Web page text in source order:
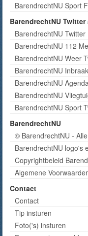
BarendrechtNU Sport
BarendrechtNU
BarendrechtNU Twitter
BarendrechtNU 112
BarendrechtNU Weer
BarendrechtNU
BarendrechtNU
BarendrechtNU
BarendrechtNU Sport
BarendrechtNU
© BarendrechtNU -
BarendrechtNU logo's
Copyrightbeleid
Algemene
Contact
Contact
Tip insturen
Foto('s) insturen